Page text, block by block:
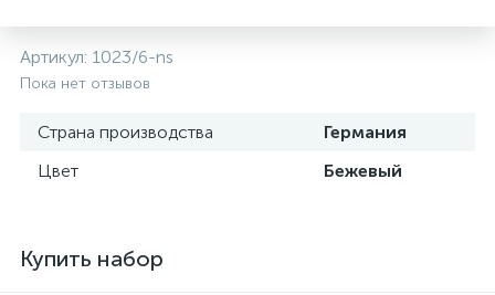
Артикул: 1023/6-ns
Пока нет отзывов
Страна производства
Германия
Цвет
Бежевый
Купить набор